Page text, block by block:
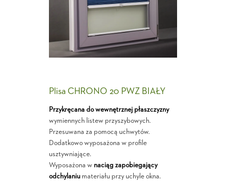
Plisa CHRONO 20 PWZ BIAŁY
Przykręcana do wewnętrznej płaszczyzny
wymiennych listew przyszybowych.
Przesuwana za pomocą uchwytów.
Dodatkowo wyposażona w profile
usztywniające.
Wyposażona w naciąg zapobiegający
odchylaniumateriału przy uchyle okna.